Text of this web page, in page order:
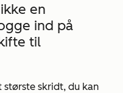
en
ind på
til
største skridt, du kan